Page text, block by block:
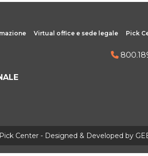
Virtual office e sede legale Pick
Center - Designed & Developed by